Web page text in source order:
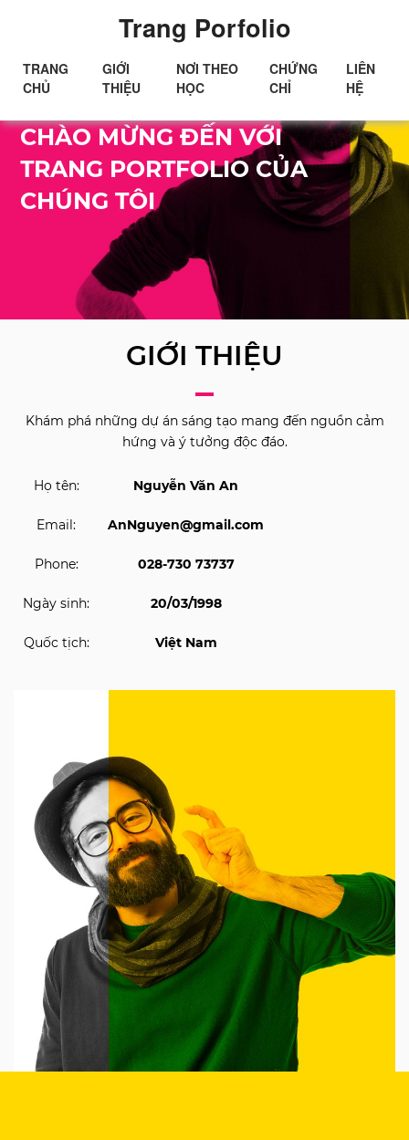
Trang Porfolio
TRANG
CHỦ
GIỚI
THIỆU
NƠI THEO
HỌC
CHỨNG
CHỈ
LIÊN
HỆ
Xin chào!
CHÀO MỪNG ĐẾN VỚI
TRANG PORTFOLIO CỦA
CHÚNG TÔI
GIỚI THIỆU
Khám phá những dự án sáng tạo mang đến nguồn cảm
hứng và ý tưởng độc đáo.
Họ tên: Nguyễn Văn An
Email: AnNguyen@gmail.com
Phone: 028-730 73737
Ngày sinh: 20/03/1998
Quốc tịch: Việt Nam